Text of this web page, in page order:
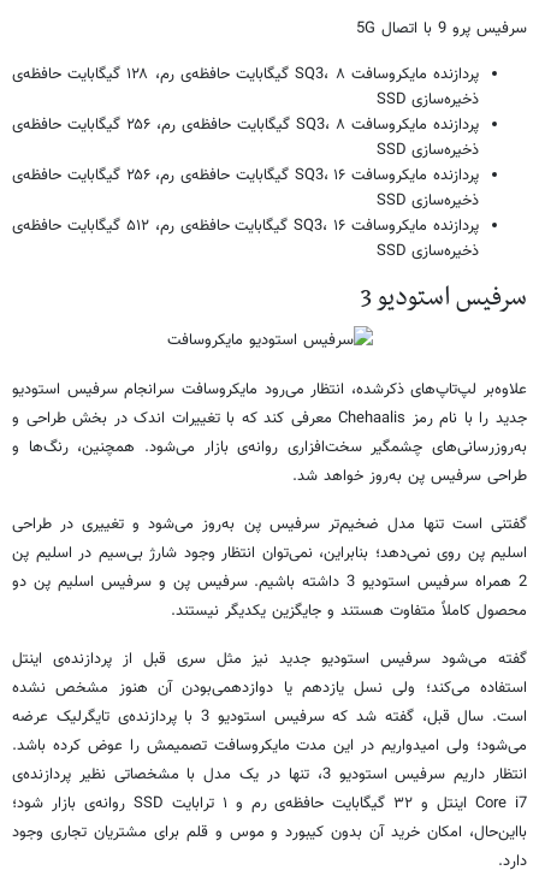
سرفیس پرو 9 با اتصال 5G
پردازنده مایکروسافت SQ3، ۸ گیگابایت حافظه‌ی رم، ۱۲۸ گیگابایت حافظه‌ی
ذخیره‌سازی SSD
پردازنده مایکروسافت SQ3، ۸ گیگابایت حافظه‌ی رم، ۲۵۶ گیگابایت حافظه‌ی
ذخیره‌سازی SSD
پردازنده مایکروسافت SQ3، ۱۶ گیگابایت حافظه‌ی رم، ۲۵۶ گیگابایت حافظه‌ی
ذخیره‌سازی SSD
پردازنده مایکروسافت SQ3، ۱۶ گیگابایت حافظه‌ی رم، ۵۱۲ گیگابایت حافظه‌ی
ذخیره‌سازی SSD
سرفیس استودیو 3
علاوه‌بر لپ‌تاپ‌های ذکرشده، انتظار می‌رود مایکروسافت سرانجام سرفیس استودیو
جدید را با نام رمز Chehaalis معرفی کند که با تغییرات اندک در بخش طراحی و
به‌روزرسانی‌های چشمگیر سخت‌افزاری روانه‌ی بازار می‌شود. همچنین، رنگ‌ها و
طراحی سرفیس پن به‌روز خواهد شد.
گفتنی است تنها مدل ضخیم‌تر سرفیس پن به‌روز می‌شود و تغییری در طراحی
اسلیم پن روی نمی‌دهد؛ بنابراین، نمی‌توان انتظار وجود شارژ بی‌سیم در اسلیم پن
2 همراه سرفیس استودیو 3 داشته باشیم. سرفیس پن و سرفیس اسلیم پن دو
محصول کاملاً متفاوت هستند و جایگزین یکدیگر نیستند.
گفته می‌شود سرفیس استودیو جدید نیز مثل سری قبل از پردازنده‌ی اینتل
استفاده می‌کند؛ ولی نسل یازدهم یا دوازدهمی‌بودن آن هنوز مشخص نشده
است. سال قبل، گفته شد که سرفیس استودیو 3 با پردازنده‌ی تایگرلیک عرضه
می‌شود؛ ولی امیدواریم در این مدت مایکروسافت تصمیمش را عوض کرده باشد.
انتظار داریم سرفیس استودیو 3، تنها در یک مدل با مشخصاتی نظیر پردازنده‌ی
Core i7 اینتل و ۳۲ گیگابایت حافظه‌ی رم و ۱ ترابایت SSD روانه‌ی بازار شود؛
بااین‌حال، امکان خرید آن بدون کیبورد و موس و قلم برای مشتریان تجاری وجود
دارد.